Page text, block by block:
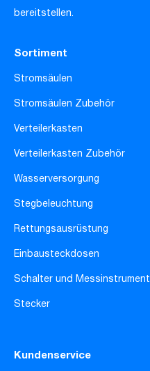
bereitstellen.
Sortiment
Stromsäulen
Stromsäulen Zubehör
Verteilerkasten
Verteilerkasten Zubehör
Wasserversorgung
Stegbeleuchtung
Rettungsausrüstung
Einbausteckdosen
Schalter und
Stecker
Kundenservice